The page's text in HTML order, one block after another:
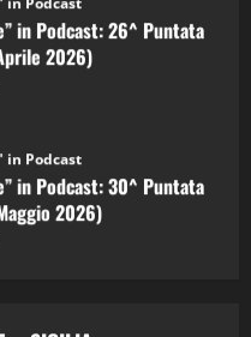
in Podcast: 26^ Puntata
2026)
in Podcast: 30^ Puntata
2026)
in Podcast: 29^ Puntata